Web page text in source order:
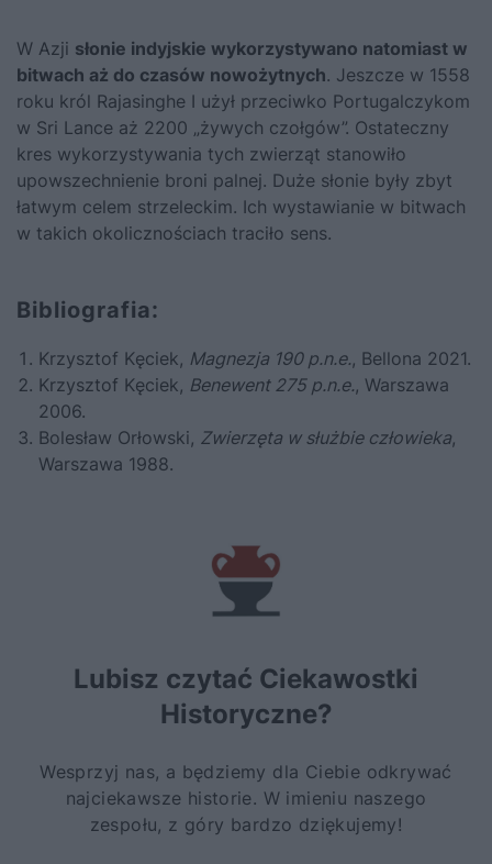
W Azji słonie indyjskie wykorzystywano natomiast w
bitwach aż do czasów nowożytnych. Jeszcze w 1558
roku król Rajasinghe I użył przeciwko Portugalczykom
w Sri Lance aż 2200 „żywych czołgów”. Ostateczny
kres wykorzystywania tych zwierząt stanowiło
upowszechnienie broni palnej. Duże słonie były zbyt
łatwym celem strzeleckim. Ich wystawianie w bitwach
w takich okolicznościach traciło sens.
Bibliografia:
Krzysztof Kęciek, Magnezja 190 p.n.e., Bellona 2021.
Krzysztof Kęciek, Benewent 275 p.n.e., Warszawa
2006.
Bolesław Orłowski, Zwierzęta w służbie człowieka,
Warszawa 1988.